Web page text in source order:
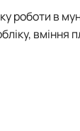
роботи в
вміння